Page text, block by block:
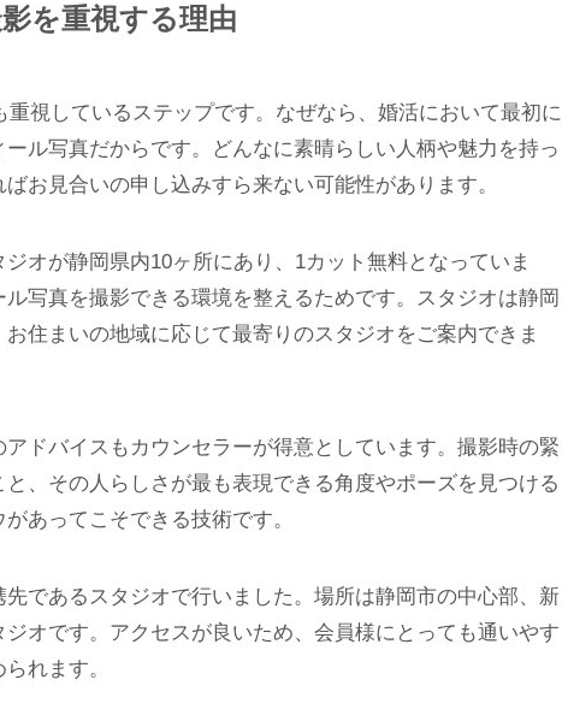
を重視する理由
視しているステップです。なぜなら、婚活において最初に
ル写真だからです。どんなに素晴らしい人柄や魅力を持っ
お見合いの申し込みすら来ない可能性があります。
オが静岡県内10ヶ所にあり、1カット無料となっていま
写真を撮影できる環境を整えるためです。スタジオは静岡
住まいの地域に応じて最寄りのスタジオをご案内できま
ドバイスもカウンセラーが得意としています。撮影時の緊
、その人らしさが最も表現できる角度やポーズを見つける
あってこそできる技術です。
であるスタジオで行いました。場所は静岡市の中心部、新
オです。アクセスが良いため、会員様にとっても通いやす
れます。